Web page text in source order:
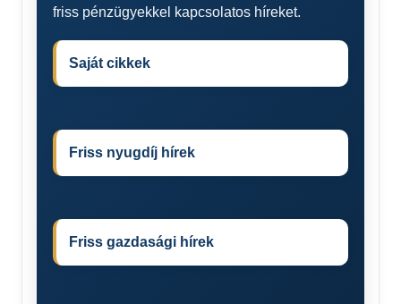
friss pénzügyekkel kapcsolatos híreket.
Saját cikkek
Friss nyugdíj hírek
Friss gazdasági hírek